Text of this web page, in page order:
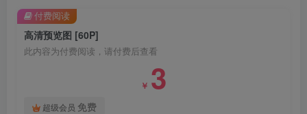
高清预览图 [60P]
此内容为付费阅读，请付费后查看
￥ 3
超级会员 免费
付费阅读